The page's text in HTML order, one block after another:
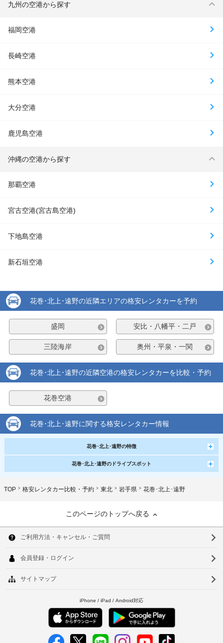
九州の空港から探す
福岡空港
長崎空港
熊本空港
大分空港
鹿児島空港
沖縄の空港から探す
那覇空港
宮古空港(宮古島空港)
下地島空港
新石垣空港
花巻･北上･遠野の近隣エリアの格安レンタカーを予約
盛岡 安比・八幡平・二戸
三陸海岸 奥州・平泉・一関
花巻･北上･遠野の近隣空港の格安レンタカーを比較・予約
花巻空港
花巻･北上･遠野に関する格安レンタカー情報
花巻･北上･遠野の特徴
花巻･北上･遠野のドライブスポット
TOP 格安レンタカー比較・予約 東北 岩手県 花巻･北上･遠野
このページのトップへ戻る